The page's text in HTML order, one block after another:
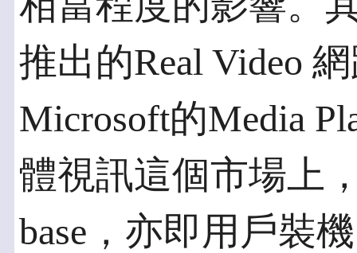
推出的Real Video
Microsoft的Media
體視訊這個市場上
base，亦即用戶裝